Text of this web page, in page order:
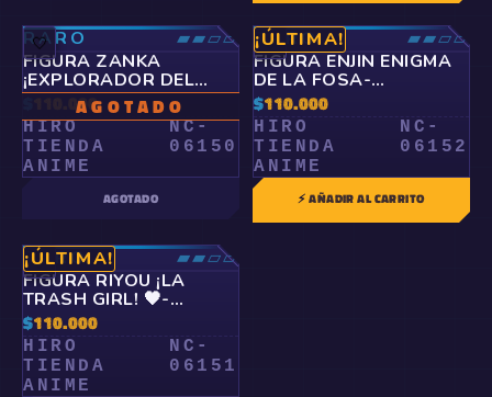
🤍
AGOTADO
RARO
▰▰▱▱
FIGURA ZANKA
¡EXPLORADOR DEL
ABISMO!-GACHIAKUTA
110.000
HIRO
TIENDA
ANIME
NC-
06150
AGOTADO
🤍
¡ÚLTIMA!
RARO
▰▰▱▱
FIGURA ENJIN ENIGMA
DE LA FOSA-
GACHIAKUTA
$110.000
HIRO
TIENDA
ANIME
NC-
06152
⚡ AÑADIR AL CARRITO
🤍
¡ÚLTIMA!
RARO
▰▰▱▱
FIGURA RIYOU ¡LA
TRASH GIRL! 🖤-
GACHIAKUTA
$110.000
HIRO
TIENDA
ANIME
NC-
06151